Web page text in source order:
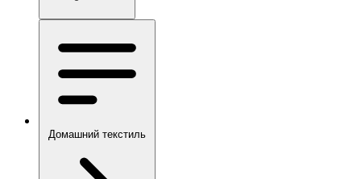
Домашний текстиль